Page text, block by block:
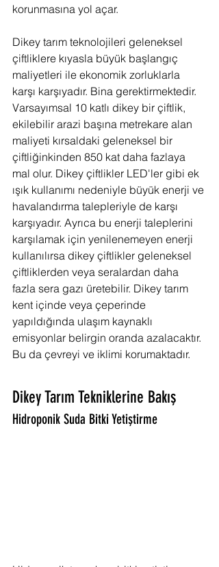
korunmasına yol açar.
Dikey tarım teknolojileri geleneksel
çiftliklere kıyasla büyük başlangıç
maliyetleri ile ekonomik zorluklarla
karşı karşıyadır. Bina gerektirmektedir.
Varsayımsal 10 katlı dikey bir çiftlik,
ekilebilir arazi başına metrekare alan
maliyeti kırsaldaki geleneksel bir
çiftliğinkinden 850 kat daha fazlaya
mal olur. Dikey çiftlikler LED'ler gibi ek
ışık kullanımı nedeniyle büyük enerji ve
havalandırma talepleriyle de karşı
karşıyadır. Ayrıca bu enerji taleplerini
karşılamak için yenilenemeyen enerji
kullanılırsa dikey çiftlikler geleneksel
çiftliklerden veya seralardan daha
fazla sera gazı üretebilir. Dikey tarım
kent içinde veya çeperinde
yapıldığında ulaşım kaynaklı
emisyonlar belirgin oranda azalacaktır.
Bu da çevreyi ve iklimi korumaktadır.
Dikey Tarım Tekniklerine Bakış
Hidroponik Suda Bitki Yetiştirme